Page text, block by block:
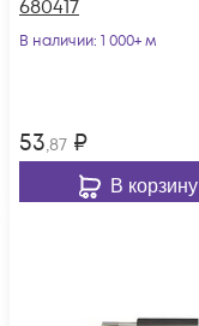
680417
В наличии: 1 000+ м
53,87 ₽
В корзину